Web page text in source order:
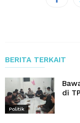
BERITA TERKAIT
Politik
di